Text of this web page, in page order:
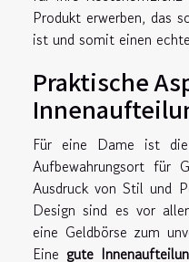
Produkt erwerben, das
ist und somit einen
Praktische
Für eine Dame ist
Aufbewahrungsort
Ausdruck von Stil und
Design sind es vor
eine Geldbörse zum
Eine gute